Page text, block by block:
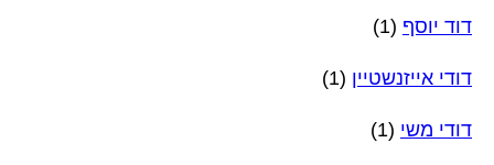
דוד יוסף (1)
דודי אייזנשטיין (1)
דודי משי (1)